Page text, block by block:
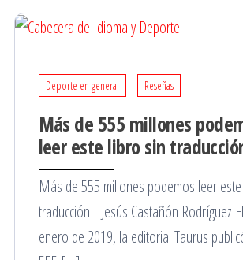
Deporte en general Reseñas
Más de 555 millones
leer este libro sin
Más de 555 millones podemos leer
traducción Jesús Castañón Rodríguez
enero de 2019, la editorial Taurus